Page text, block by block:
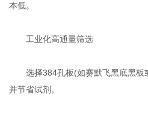
本低‌。
工业化高通量筛选‌
选择384孔板(如赛默飞黑底黑板
并节省试剂‌。